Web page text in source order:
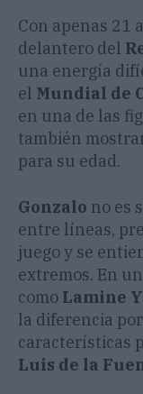
Con apenas 21
delantero del
una energía
el Mundial de
en una de las
también
para su edad.
Gonzalo no es
entre líneas,
juego y se
extremos. En
como Lamine
la diferencia
características
Luis de la